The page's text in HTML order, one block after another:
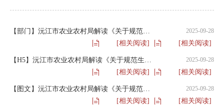
【部门】沅江市农业农村局解读《关于规范生猪肉品市场秩序的公告》 2025-09-28
[相关阅读]
[相关阅读]
【H5】沅江市农业农村局解读《关于规范生猪肉品市场秩序的公告》 2025-09-28
[相关阅读]
[相关阅读]
【图文】沅江市农业农村局解读《关于规范生猪肉品市场秩序的公告》 2025-09-28
[相关阅读]
[相关阅读]